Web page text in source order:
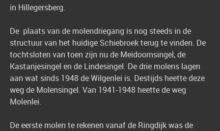
in Hillegersberg.
De plaats van de molendriegang is nog steeds in de
structuur van het huidige Schiebroek terug te vinden. De
tochtsloten van toen zijn nu de Meidoornsingel, de
Kastanjesingel en de Lindesingel. De drie molens lagen
aan wat sinds 1948 de Wilgenlei is. Destijds heette deze
weg de Molensingel. Van 1941-1948 heette de weg
Molenlei.
De eerste molen te rekenen vanaf de Ringdijk was de